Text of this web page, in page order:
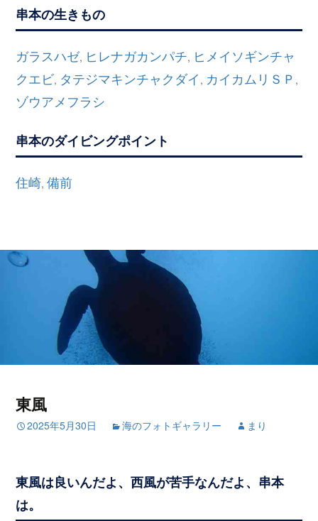
串本の生きもの
ガラスハゼ, ヒレナガカンパチ, ヒメイソギンチャ
クエビ, タテジマキンチャクダイ , カイカムリＳＰ ,
ゾウアメフラシ
串本のダイビングポイント
住崎,備前
東風
2025年5月30日 海のフォトギャラリー まり
東風は良いんだよ、西風が苦手なんだよ、串本
は。